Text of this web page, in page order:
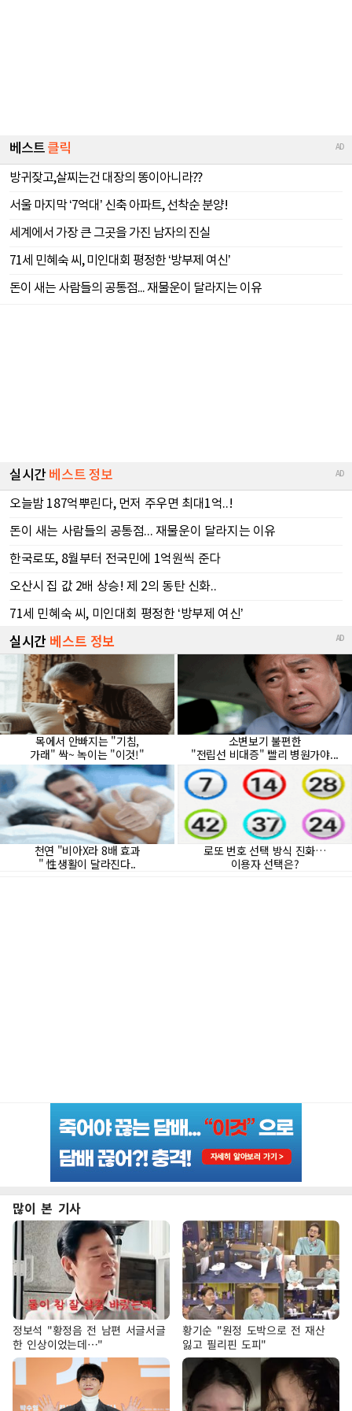
많이 본 기사
정보석 "황정음 전 남편 서글서글
한 인상이었는데…"
황기순 "원정 도박으로 전 재산
잃고 필리핀 도피"